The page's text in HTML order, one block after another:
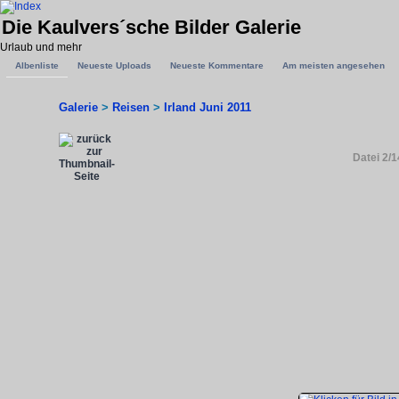
Die Kaulvers´sche Bilder Galerie
Urlaub und mehr
Albenliste Neueste Uploads Neueste Kommentare Am meisten angesehen
Galerie > Reisen > Irland Juni 2011
Datei 2/